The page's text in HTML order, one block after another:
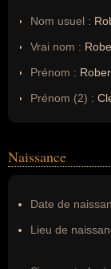
Nom usuel :
Vrai nom :
Prénom :
Prénom (2) :
Naissance
Date de
Lieu de